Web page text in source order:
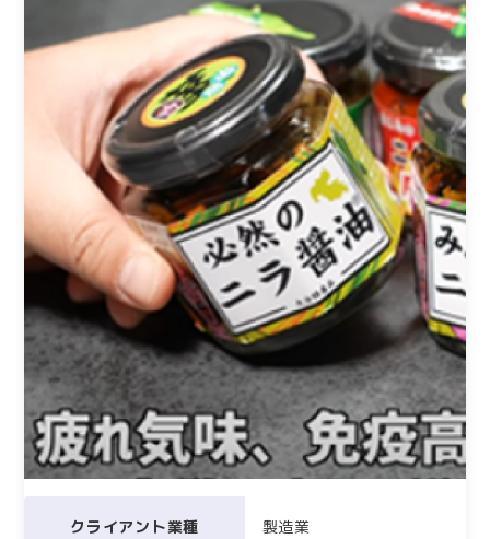
クライアント業種 製造業